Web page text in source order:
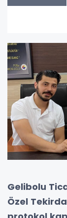
Gelibolu
Özel